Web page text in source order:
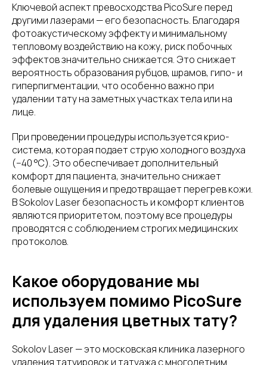
Ключевой аспект превосходства PicoSure перед
другими лазерами — его безопасность. Благодаря
фотоакустическому эффекту и минимальному
тепловому воздействию на кожу, риск побочных
эффектов значительно снижается. Это снижает
вероятность образования рубцов, шрамов, гипо- и
гиперпигментации, что особенно важно при
удалении тату на заметных участках тела или на
лице.
При проведении процедуры используется крио-
система, которая подает струю холодного воздуха
(−40 °C). Это обеспечивает дополнительный
комфорт для пациента, значительно снижает
болевые ощущения и предотвращает перегрев кожи.
В Sokolov Laser безопасность и комфорт клиентов
являются приоритетом, поэтому все процедуры
проводятся с соблюдением строгих медицинских
протоколов.
Какое оборудование мы
используем помимо PicoSure
для удаления цветных тату?
Sokolov Laser — это московская клиника лазерного
удаления татуировок и татуажа с многолетним